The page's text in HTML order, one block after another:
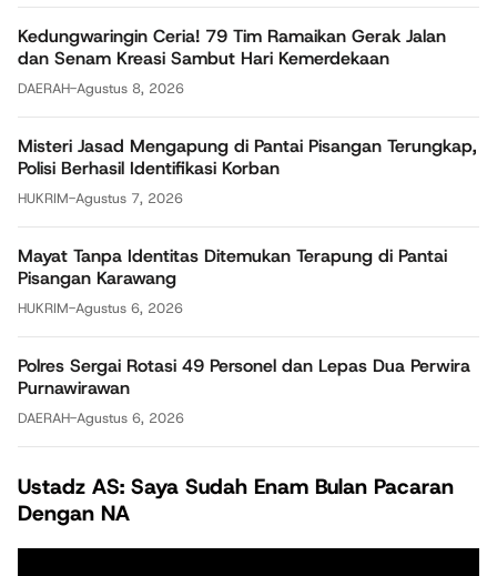
Kedungwaringin Ceria! 79 Tim Ramaikan Gerak Jalan
dan Senam Kreasi Sambut Hari Kemerdekaan
DAERAH-Agustus 8, 2026
Misteri Jasad Mengapung di Pantai Pisangan Terungkap,
Polisi Berhasil Identifikasi Korban
HUKRIM-Agustus 7, 2026
Mayat Tanpa Identitas Ditemukan Terapung di Pantai
Pisangan Karawang
HUKRIM-Agustus 6, 2026
Polres Sergai Rotasi 49 Personel dan Lepas Dua Perwira
Purnawirawan
DAERAH-Agustus 6, 2026
Ustadz AS: Saya Sudah Enam Bulan Pacaran
Dengan NA